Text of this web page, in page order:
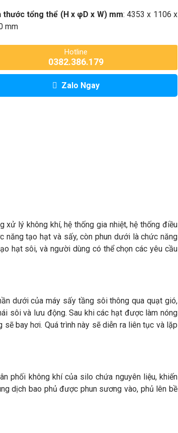
thước tổng thể (H x φD x W) mm: 4353 x 1106 x
mm
Hotline
0382.386.179
Zalo Ngay
xử lý không khí, hệ thống gia nhiệt, hệ thống điều
năng tạo hạt và sấy, còn phun dưới là chức năng
hạt sôi, và người dùng có thể chọn các yêu cầu
dưới của máy sấy tầng sôi thông qua quạt gió,
sôi và lưu động. Sau khi các hạt được làm nóng
bay hơi. Quá trình này sẽ diễn ra liên tục và lặp
phối không khí của silo chứa nguyên liệu, khiến
dịch bao phủ được phun sương vào, phủ lên bề